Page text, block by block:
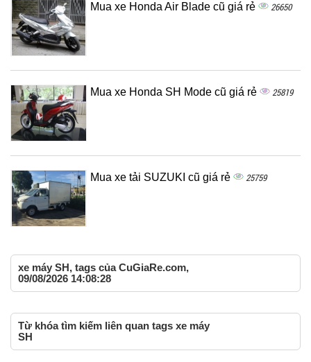
Mua xe Honda Air Blade cũ giá rẻ 26650
Mua xe Honda SH Mode cũ giá rẻ 25819
Mua xe tải SUZUKI cũ giá rẻ 25759
xe máy SH, tags của CuGiaRe.com,
09/08/2026 14:08:28
Từ khóa tìm kiếm liên quan tags xe máy
SH